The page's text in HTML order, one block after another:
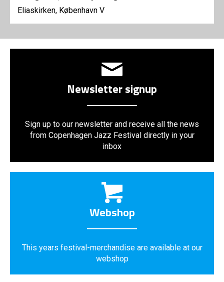
Eliaskirken, København V
Newsletter signup
Sign up to our newsletter and receive all the news
from Copenhagen Jazz Festival directly in your
inbox
Webshop
This years festival-merchandise are available at our
webshop